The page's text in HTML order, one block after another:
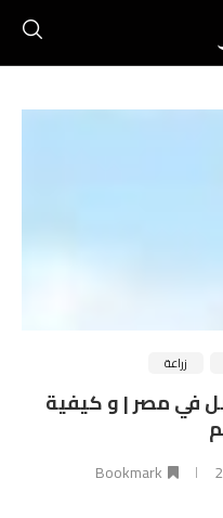
زراعة
في مصر | و كيفية
Bookmark